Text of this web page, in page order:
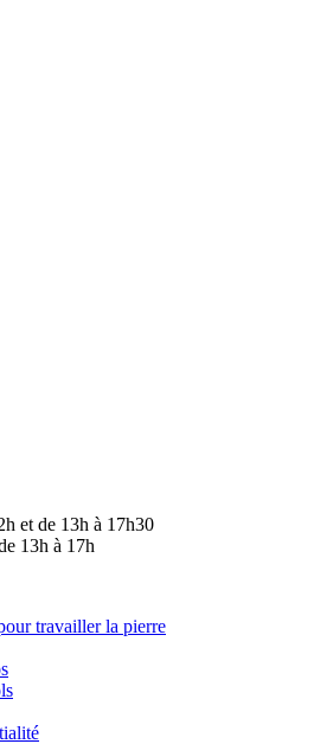
et de 13h à 17h30
13h à 17h
travailler la pierre